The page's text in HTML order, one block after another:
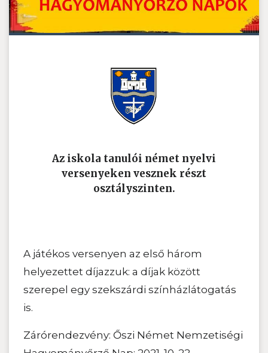
Az iskola tanulói német nyelvi
versenyeken vesznek részt
osztályszinten.
A játékos versenyen az első három
helyezettet díjazzuk: a díjak között
szerepel egy szekszárdi színházlátogatás
is.
Zárórendezvény: Őszi Német Nemzetiségi